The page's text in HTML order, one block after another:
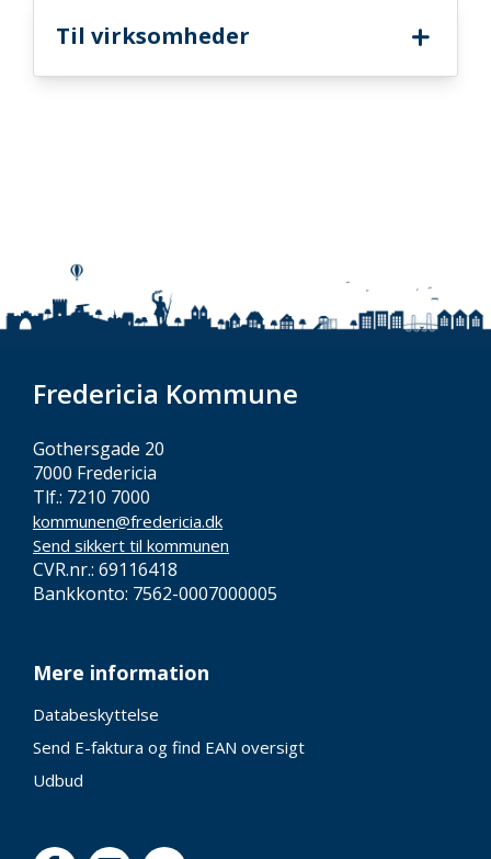
Til virksomheder
Fredericia Kommune
Gothersgade 20
7000 Fredericia
Tlf.: 7210 7000
kommunen@fredericia.dk
Send sikkert til kommunen
CVR.nr.: 69116418
Bankkonto: 7562-0007000005
Mere information
Databeskyttelse
Send E-faktura og find EAN oversigt
Udbud